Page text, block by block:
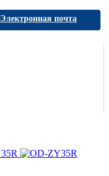
Электронная почта